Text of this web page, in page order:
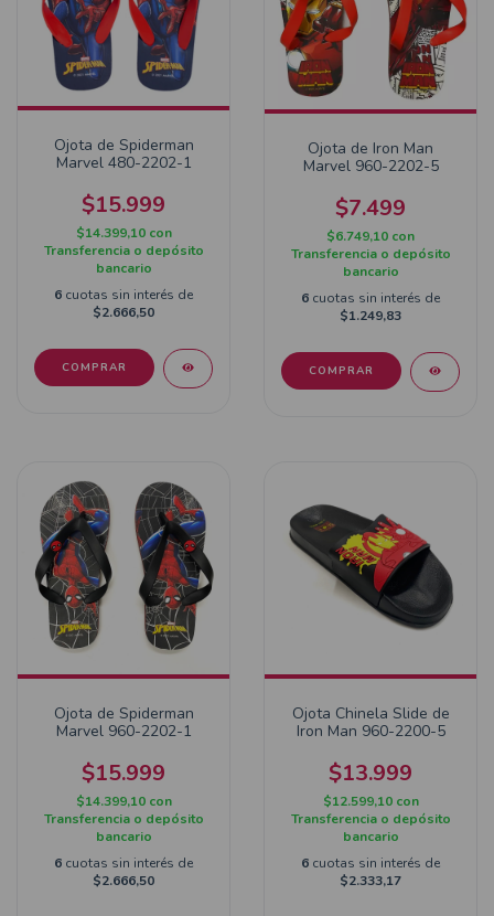
Ojota de Spiderman
Marvel 480-2202-1
$15.999
$14.399,10 con
Transferencia o depósito
bancario
6 cuotas sin interés de
$2.666,50
COMPRAR
Ojota de Iron Man
Marvel 960-2202-5
$7.499
$6.749,10 con
Transferencia o depósito
bancario
6 cuotas sin interés de
$1.249,83
COMPRAR
Ojota de Spiderman
Marvel 960-2202-1
$15.999
$14.399,10 con
Transferencia o depósito
bancario
6 cuotas sin interés de
$2.666,50
Ojota Chinela Slide de
Iron Man 960-2200-5
$13.999
$12.599,10 con
Transferencia o depósito
bancario
6 cuotas sin interés de
$2.333,17